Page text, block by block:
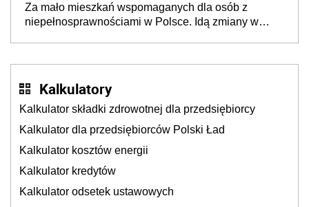
Za mało mieszkań wspomaganych dla osób z
niepełnosprawnościami w Polsce. Idą zmiany w
Kalkulatory
Kalkulator składki zdrowotnej dla przedsiębiorcy
Kalkulator dla przedsiębiorców Polski Ład
Kalkulator kosztów energii
Kalkulator kredytów
Kalkulator odsetek ustawowych